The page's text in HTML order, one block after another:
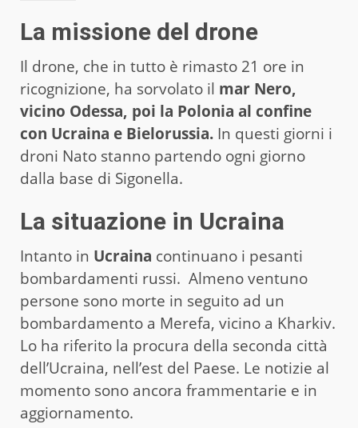
La missione del drone
Il drone, che in tutto è rimasto 21 ore in
ricognizione, ha sorvolato il mar Nero,
vicino Odessa, poi la Polonia al confine
con Ucraina e Bielorussia. In questi giorni i
droni Nato stanno partendo ogni giorno
dalla base di Sigonella.
La situazione in Ucraina
Intanto in Ucraina continuano i pesanti
bombardamenti russi. Almeno ventuno
persone sono morte in seguito ad un
bombardamento a Merefa, vicino a Kharkiv.
Lo ha riferito la procura della seconda città
dell’Ucraina, nell’est del Paese. Le notizie al
momento sono ancora frammentarie e in
aggiornamento.